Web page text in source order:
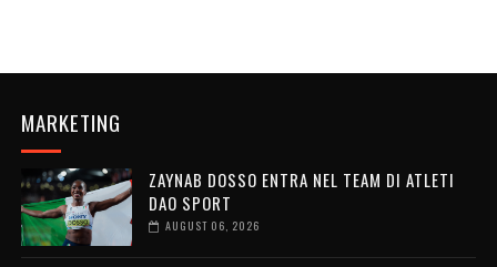
MARKETING
ZAYNAB DOSSO ENTRA NEL TEAM DI ATLETI
DAO SPORT
AUGUST 06, 2026